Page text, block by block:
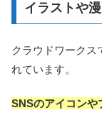
イラストや
クラウドワークス
れています。
SNSのアイコンや